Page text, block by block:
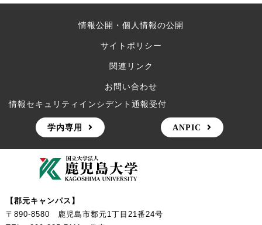
情報公開・個人情報の公開
サイトポリシー
関連リンク
お問い合わせ
情報セキュリティインシデント通報受付
学内専用 ANPIC
【郡元キャンパス】
〒890-8580 鹿児島市郡元1丁目21番24号